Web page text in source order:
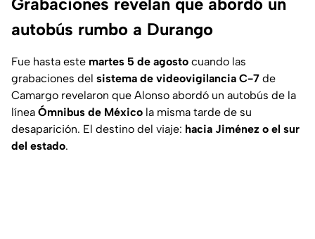
autobús rumbo a Durango
Fue hasta este martes 5 de agosto cuando las
grabaciones del sistema de videovigilancia C-7 de
Camargo revelaron que Alonso abordó un autobús de la
línea Ómnibus de México la misma tarde de su
desaparición. El destino del viaje: hacia Jiménez o el sur
del estado.